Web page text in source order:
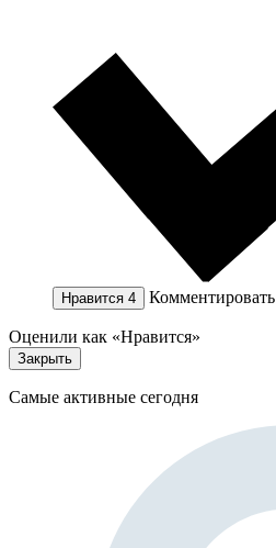
Нравится 4 Комментировать
Оценили как «Нравится»
Закрыть
Самые активные сегодня